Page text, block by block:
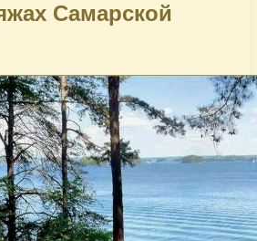
Самарской